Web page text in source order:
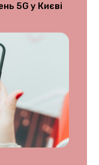
5G у Києві